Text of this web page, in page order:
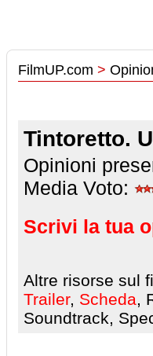
FilmUP.com >
Tintoretto.
Opinioni
Media Voto:
Scrivi la tua
Altre risorse sul
Trailer, Scheda,
Soundtrack,